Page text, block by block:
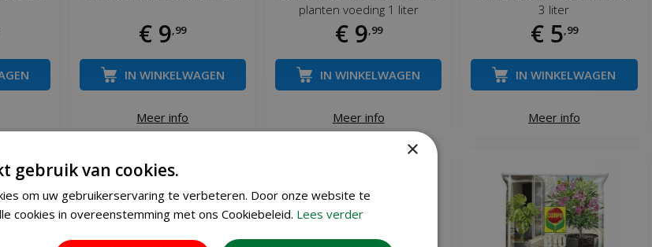
€ 9 99
Meer info
IN WINKELWAGEN
planten voeding 1 liter
€ 9 99
Meer info
IN WINKELWAGEN
3 liter
€ 5 99
Meer info
IN WINKELWAGEN
×
gebruik van cookies.
om uw gebruikerservaring te verbeteren. Door onze website te
cookies in overeenstemming met ons Cookiebeleid. Lees verder